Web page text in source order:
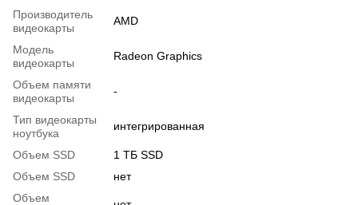
Производитель
видеокарты
AMD
Модель
видеокарты
Radeon Graphics
Объем памяти
видеокарты
-
Тип видеокарты
ноутбука
интегрированная
Объем SSD
1 ТБ SSD
Объем SSD
нет
Объем